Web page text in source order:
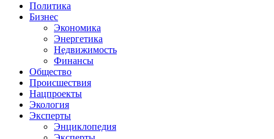
Политика
Бизнес
Экономика
Энергетика
Недвижимость
Финансы
Общество
Происшествия
Нацпроекты
Экология
Эксперты
Энциклопедия